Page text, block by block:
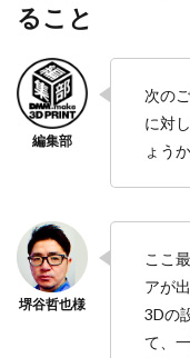
ること
次の
に対
ょう
ここ
アが
3Dの
て、